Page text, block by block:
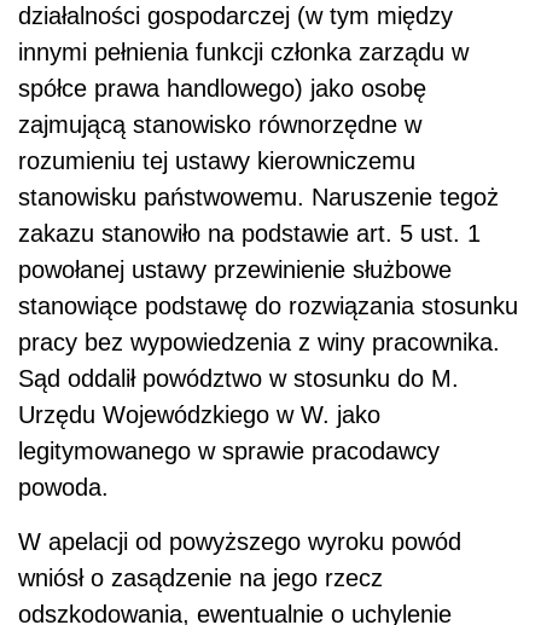
działalności gospodarczej (w tym między
innymi pełnienia funkcji członka zarządu w
spółce prawa handlowego) jako osobę
zajmującą stanowisko równorzędne w
rozumieniu tej ustawy kierowniczemu
stanowisku państwowemu. Naruszenie tegoż
zakazu stanowiło na podstawie art. 5 ust. 1
powołanej ustawy przewinienie służbowe
stanowiące podstawę do rozwiązania stosunku
pracy bez wypowiedzenia z winy pracownika.
Sąd oddalił powództwo w stosunku do M.
Urzędu Wojewódzkiego w W. jako
legitymowanego w sprawie pracodawcy
powoda.
W apelacji od powyższego wyroku powód
wniósł o zasądzenie na jego rzecz
odszkodowania, ewentualnie o uchylenie